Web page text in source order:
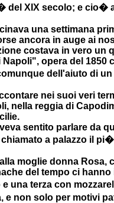
XIX secolo; e cio�
una settimana
ancora in auge ai
costava in vero un
opera del 1850
dell'aiuto di
nei suoi veri
nella reggia di
sentito parlare da
a palazzo il
moglie donna Rosa,
del tempo ci
una terza con
e non solo per motivi